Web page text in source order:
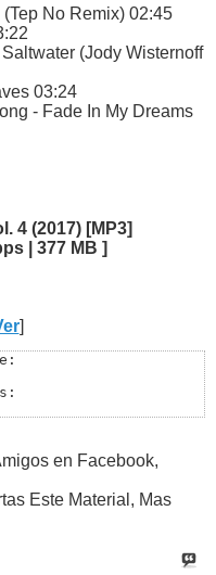
No Remix) 02:45
(Jody Wisternoff
03:24
- Fade In My Dreams
4 (2017) [MP3]
| 377 MB ]
]
en Lupaste:
en Facebook,
Este Material, Mas